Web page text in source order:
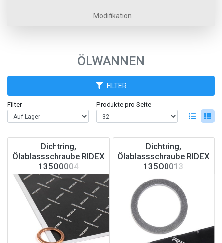
Modifikation
ÖLWANNEN
FILTER
Filter Produkte pro Seite
Dichtring,
Ölablassschraube RIDEX
135O0004
Dichtring,
Ölablassschraube RIDEX
135O0013